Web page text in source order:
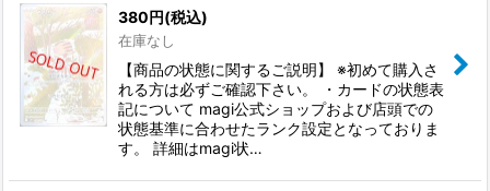
380円(税込)
在庫なし
【商品の状態に関するご説明】 ※初めて購入さ
れる方は必ずご確認下さい。 ・カードの状態表
記について magi公式ショップおよび店頭での
状態基準に合わせたランク設定となっておりま
す。 詳細はmagi状…